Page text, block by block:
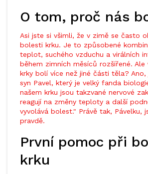
O tom, proč nás
Asi jste si všimli, že v zimě se často
bolesti krku. Je to způsobené
teplot, suchého vzduchu a virálních
během zimních měsíců rozšířené. Ale
krky bolí více než jiné části těla?
syn Pavel, který je velký fanda
našem krku jsou takzvané nervové
reagují na změny teploty a další
vyvolává bolest." Právě tak, Pávelku,
pravdě.
První pomoc při
krku